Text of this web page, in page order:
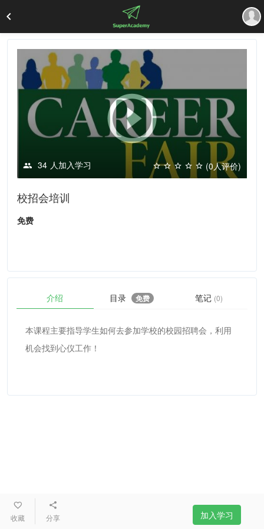
34 人加入学习 (0人评价)
校招会培训
免费
收藏 分享 加入学习
介绍 目录 免费 笔记 (0)
本课程主要指导学生如何去参加学校的校园招聘会，利用
机会找到心仪工作！